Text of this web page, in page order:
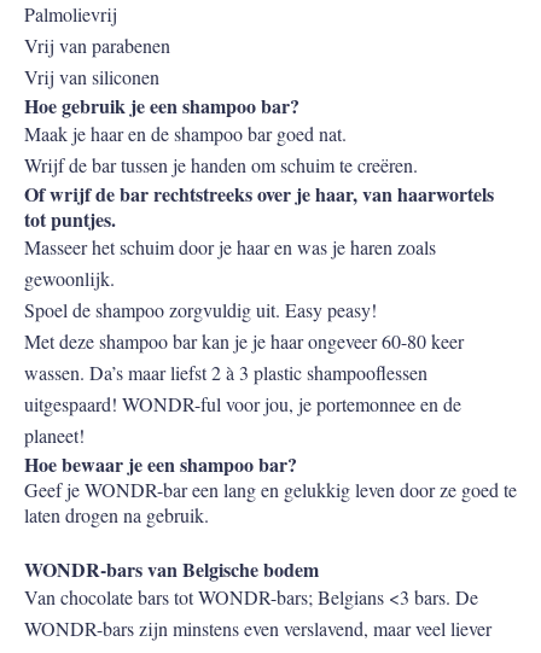
Palmolievrij
Vrij van parabenen
Vrij van siliconen
Hoe gebruik je een shampoo bar?
Maak je haar en de shampoo bar goed nat.
Wrijf de bar tussen je handen om schuim te creëren.
Of wrijf de bar rechtstreeks over je haar, van haarwortels
tot puntjes.
Masseer het schuim door je haar en was je haren zoals
gewoonlijk.
Spoel de shampoo zorgvuldig uit. Easy peasy!
Met deze shampoo bar kan je je haar ongeveer 60-80 keer
wassen. Da’s maar liefst 2 à 3 plastic shampooflessen
uitgespaard! WONDR-ful voor jou, je portemonnee en de
planeet!
Hoe bewaar je een shampoo bar?
Geef je WONDR-bar een lang en gelukkig leven door ze goed te
laten drogen na gebruik.
WONDR-bars van Belgische bodem
Van chocolate bars tot WONDR-bars; Belgians <3 bars. De
WONDR-bars zijn minstens even verslavend, maar veel liever